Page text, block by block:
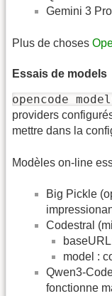
Gemini 3 Pro
Plus de choses
Essais de models
opencode
providers
mettre dans la
Modèles on-line
Big Pickle
Codestral
model :
Qwen3-
fonctionne